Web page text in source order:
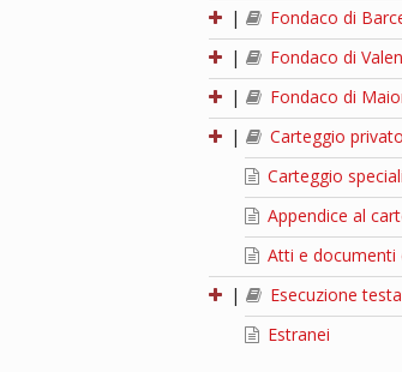
|
Fondaco di
|
Fondaco di
|
Fondaco di
|
Carteggio privato
Carteggio
Appendice al
Atti e documenti
|
Esecuzione
Estranei